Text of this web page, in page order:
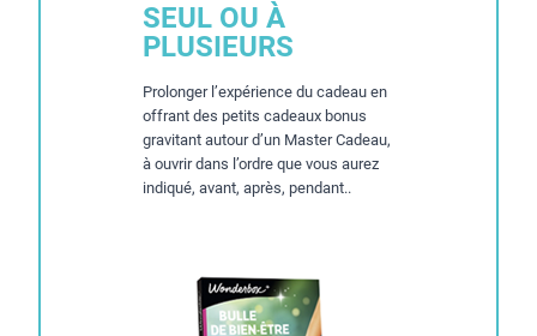
SEUL OU À
PLUSIEURS
Prolonger l’expérience du cadeau en
offrant des petits cadeaux bonus
gravitant autour d’un Master Cadeau,
à ouvrir dans l’ordre que vous aurez
indiqué, avant, après, pendant..